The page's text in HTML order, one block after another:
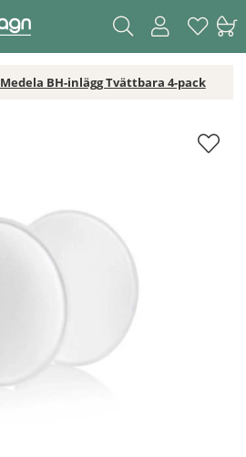
Medela BH-inlägg Tvättbara 4-pack